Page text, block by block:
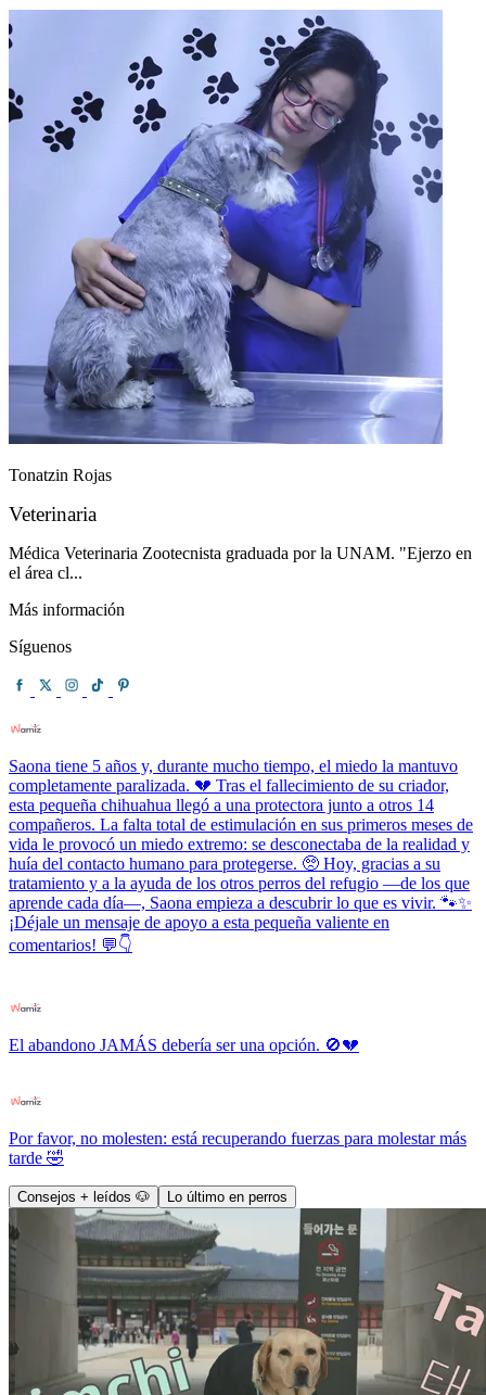
Tonatzin Rojas
Veterinaria
Médica Veterinaria Zootecnista graduada por la UNAM. "Ejerzo en
el área cl...
Más información
Síguenos
Saona tiene 5 años y, durante mucho tiempo, el miedo la mantuvo
completamente paralizada. 💔 Tras el fallecimiento de su criador,
esta pequeña chihuahua llegó a una protectora junto a otros 14
compañeros. La falta total de estimulación en sus primeros meses de
vida le provocó un miedo extremo: se desconectaba de la realidad y
huía del contacto humano para protegerse. 🥺 Hoy, gracias a su
tratamiento y a la ayuda de los otros perros del refugio —de los que
aprende cada día—, Saona empieza a descubrir lo que es vivir. 🐾✨
¡Déjale un mensaje de apoyo a esta pequeña valiente en
comentarios! 💬👇
El abandono JAMÁS debería ser una opción. 🚫💔
Por favor, no molesten: está recuperando fuerzas para molestar más
tarde 🤣
Consejos + leídos 🐶 Lo último en perros